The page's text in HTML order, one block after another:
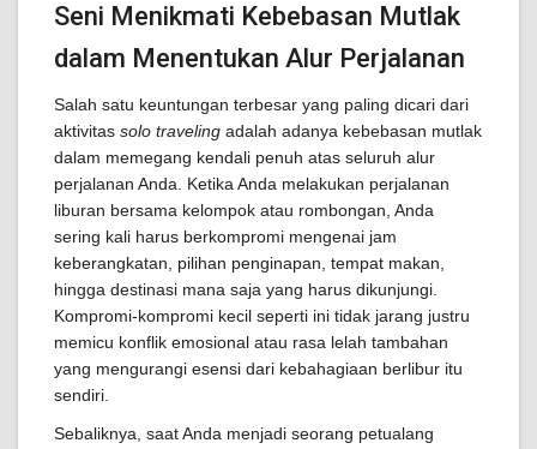
Seni Menikmati Kebebasan Mutlak
dalam Menentukan Alur Perjalanan
Salah satu keuntungan terbesar yang paling dicari dari
aktivitas solo traveling adalah adanya kebebasan mutlak
dalam memegang kendali penuh atas seluruh alur
perjalanan Anda. Ketika Anda melakukan perjalanan
liburan bersama kelompok atau rombongan, Anda
sering kali harus berkompromi mengenai jam
keberangkatan, pilihan penginapan, tempat makan,
hingga destinasi mana saja yang harus dikunjungi.
Kompromi-kompromi kecil seperti ini tidak jarang justru
memicu konflik emosional atau rasa lelah tambahan
yang mengurangi esensi dari kebahagiaan berlibur itu
sendiri.
Sebaliknya, saat Anda menjadi seorang petualang